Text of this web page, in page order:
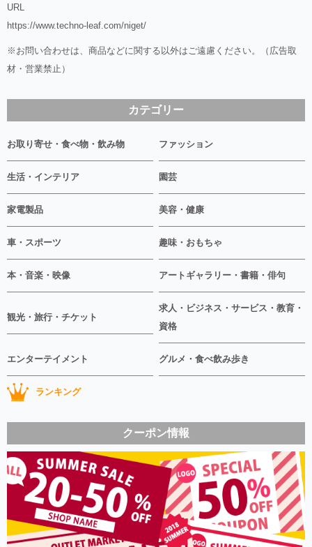
URL
https://www.techno-leaf.com/niget/
※お問い合わせは、商品などに関する以外はご遠慮ください。（広告取
材・営業禁止）
カテゴリー
お取り寄せ・食べ物・飲み物 ファッション
生活・インテリア 園芸
家電製品 美容・健康
車・スポーツ 趣味・おもちゃ
本・音楽・映像 アートギャラリー・書籍・俳句
観光・旅行・チケット
求人・ビジネス・サービス・教育・
資格
エンターテイメント グルメ・食べ飲み歩き
ランキング
クーポン情報